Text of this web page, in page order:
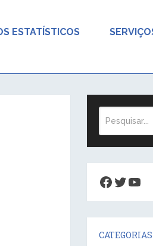
ESTATÍSTICOS
Twitter
CATEGORIAS